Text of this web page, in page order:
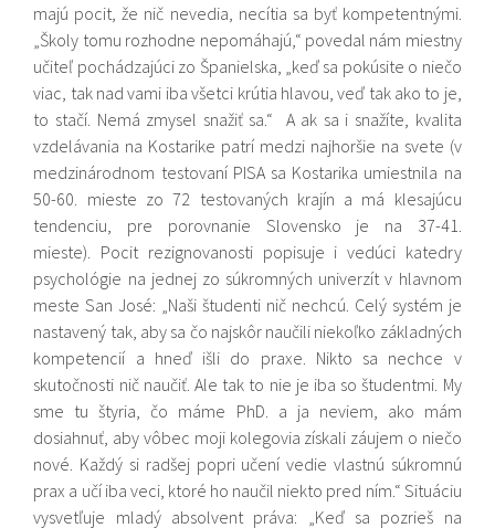
majú pocit, že nič nevedia, necítia sa byť kompetentnými.
„Školy tomu rozhodne nepomáhajú,“ povedal nám miestny
učiteľ pochádzajúci zo Španielska, „keď sa pokúsite o niečo
viac, tak nad vami iba všetci krútia hlavou, veď tak ako to je,
to stačí. Nemá zmysel snažiť sa.“ A ak sa i snažíte, kvalita
vzdelávania na Kostarike patrí medzi najhoršie na svete (v
medzinárodnom testovaní PISA sa Kostarika umiestnila na
50-60. mieste zo 72 testovaných krajín a má klesajúcu
tendenciu, pre porovnanie Slovensko je na 37-41.
mieste). Pocit rezignovanosti popisuje i vedúci katedry
psychológie na jednej zo súkromných univerzít v hlavnom
meste San José: „Naši študenti nič nechcú. Celý systém je
nastavený tak, aby sa čo najskôr naučili niekoľko základných
kompetencií a hneď išli do praxe. Nikto sa nechce v
skutočnosti nič naučiť. Ale tak to nie je iba so študentmi. My
sme tu štyria, čo máme PhD. a ja neviem, ako mám
dosiahnuť, aby vôbec moji kolegovia získali záujem o niečo
nové. Každý si radšej popri učení vedie vlastnú súkromnú
prax a učí iba veci, ktoré ho naučil niekto pred ním.“ Situáciu
vysvetľuje mladý absolvent práva: „Keď sa pozrieš na